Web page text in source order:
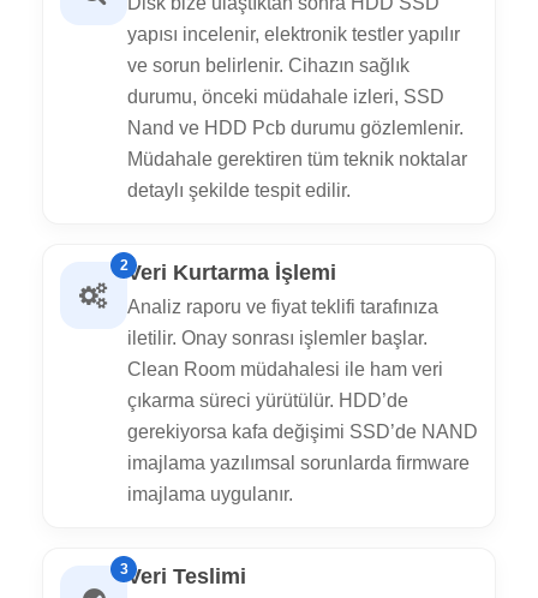
yapısı incelenir, elektronik testler yapılır
ve sorun belirlenir. Cihazın sağlık
durumu, önceki müdahale izleri, SSD
Nand ve HDD Pcb durumu gözlemlenir.
Müdahale gerektiren tüm teknik noktalar
detaylı şekilde tespit edilir.
2Veri Kurtarma İşlemi
Analiz raporu ve fiyat teklifi tarafınıza
iletilir. Onay sonrası işlemler başlar.
Clean Room müdahalesi ile ham veri
çıkarma süreci yürütülür. HDD’de
gerekiyorsa kafa değişimi SSD’de NAND
imajlama yazılımsal sorunlarda firmware
imajlama uygulanır.
3Veri Teslimi